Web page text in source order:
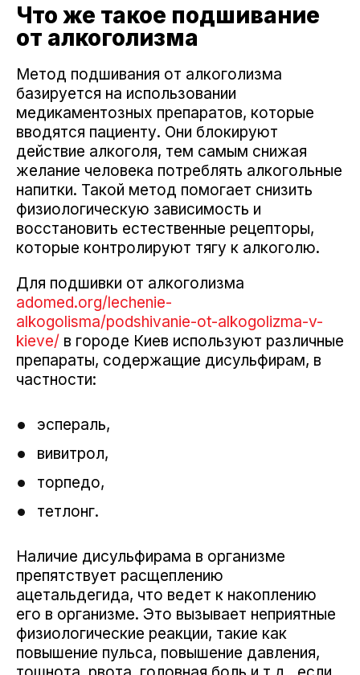
Что же такое подшивание
от алкоголизма
Метод подшивания от алкоголизма
базируется на использовании
медикаментозных препаратов, которые
вводятся пациенту. Они блокируют
действие алкоголя, тем самым снижая
желание человека потреблять алкогольные
напитки. Такой метод помогает снизить
физиологическую зависимость и
восстановить естественные рецепторы,
которые контролируют тягу к алкоголю.
Для подшивки от алкоголизма
adomed.org/lechenie-
alkogolisma/podshivanie-ot-alkogolizma-v-
kieve/ в городе Киев используют различные
препараты, содержащие дисульфирам, в
частности:
эспераль,
вивитрол,
торпедо,
тетлонг.
Наличие дисульфирама в организме
препятствует расщеплению
ацетальдегида, что ведет к накоплению
его в организме. Это вызывает неприятные
физиологические реакции, такие как
повышение пульса, повышение давления,